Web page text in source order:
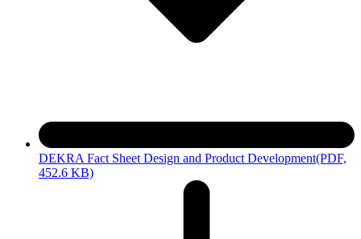
DEKRA Fact Sheet Design and Product Development(PDF,
452.6 KB)